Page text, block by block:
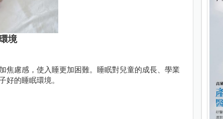
境
焦慮感，使入睡更加困難。睡眠對兒童的成長、學業
好的睡眠環境。